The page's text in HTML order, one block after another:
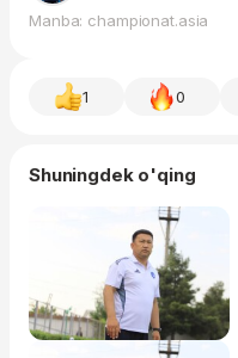
Manba: championat.asia
1 0
Shuningdek o'qing